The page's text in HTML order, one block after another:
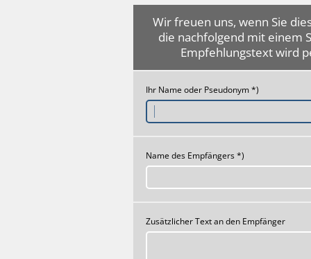
Wir freuen uns, wenn Sie
die nachfolgend mit einem
Empfehlungstext wird
Ihr Name oder Pseudonym *)
Name des Empfängers *)
Zusätzlicher Text an den Empfänger